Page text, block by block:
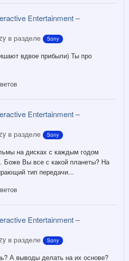
Entertainment –
в разделе Sony
вдвое прибыли) Ты про
Entertainment –
в разделе Sony
на дисках с каждым годом
Боже Вы все с какой планеты? На
тип передачи...
Entertainment –
в разделе Sony
А выводы делать на их основе?